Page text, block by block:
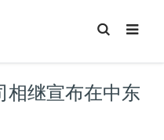
T
o
g
S
e
相继宣布在中东